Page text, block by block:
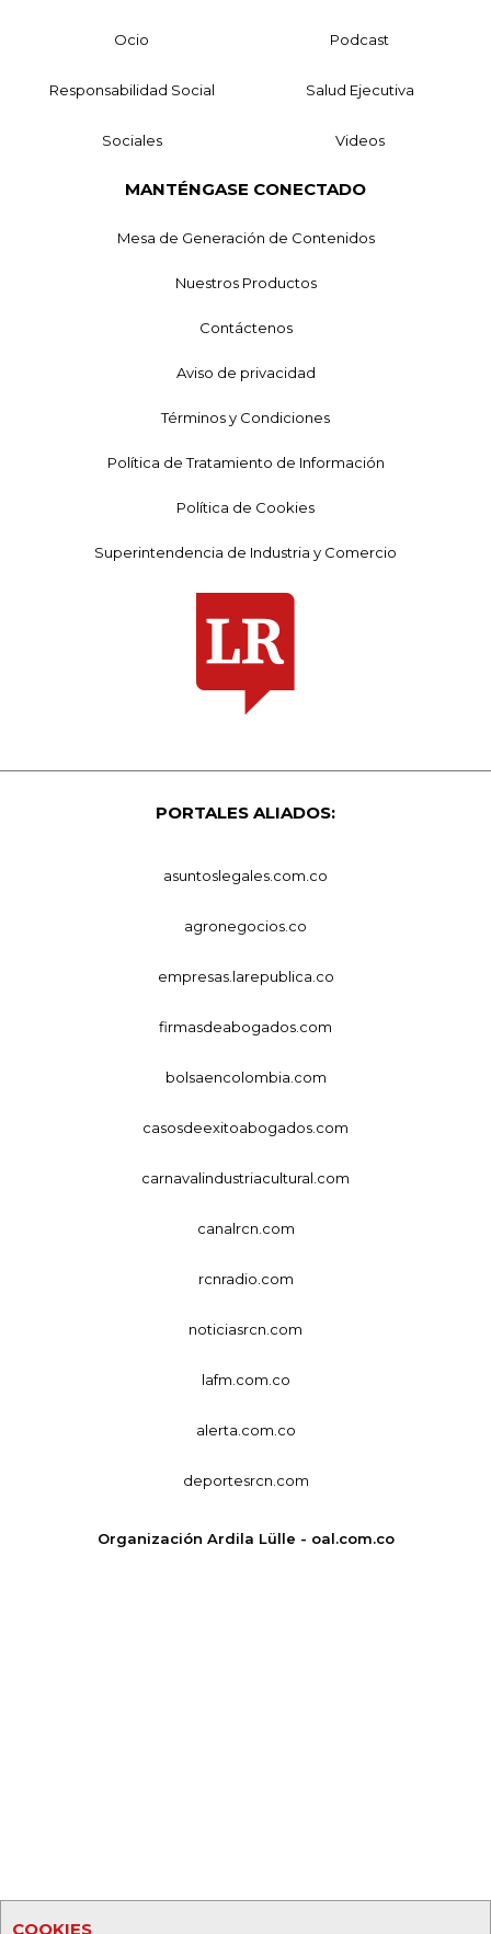
COOKIES
Ocio Podcast
Responsabilidad Social Salud Ejecutiva
Sociales Videos
MANTÉNGASE CONECTADO
Mesa de Generación de Contenidos
Nuestros Productos
Contáctenos
Aviso de privacidad
Términos y Condiciones
Política de Tratamiento de Información
Política de Cookies
Superintendencia de Industria y Comercio
PORTALES ALIADOS:
asuntoslegales.com.co
agronegocios.co
empresas.larepublica.co
firmasdeabogados.com
bolsaencolombia.com
casosdeexitoabogados.com
carnavalindustriacultural.com
canalrcn.com
rcnradio.com
noticiasrcn.com
lafm.com.co
alerta.com.co
deportesrcn.com
Organización Ardila Lülle - oal.com.co